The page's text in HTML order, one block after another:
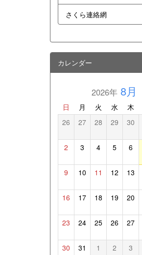
さくら連絡網
カレンダー
2026年8月
日 月 火 水 木
26 27 28 29 30
2 3 4 5 6
9 10 11 12 13
16 17 18 19 20
23 24 25 26 27
30 31 1 2 3